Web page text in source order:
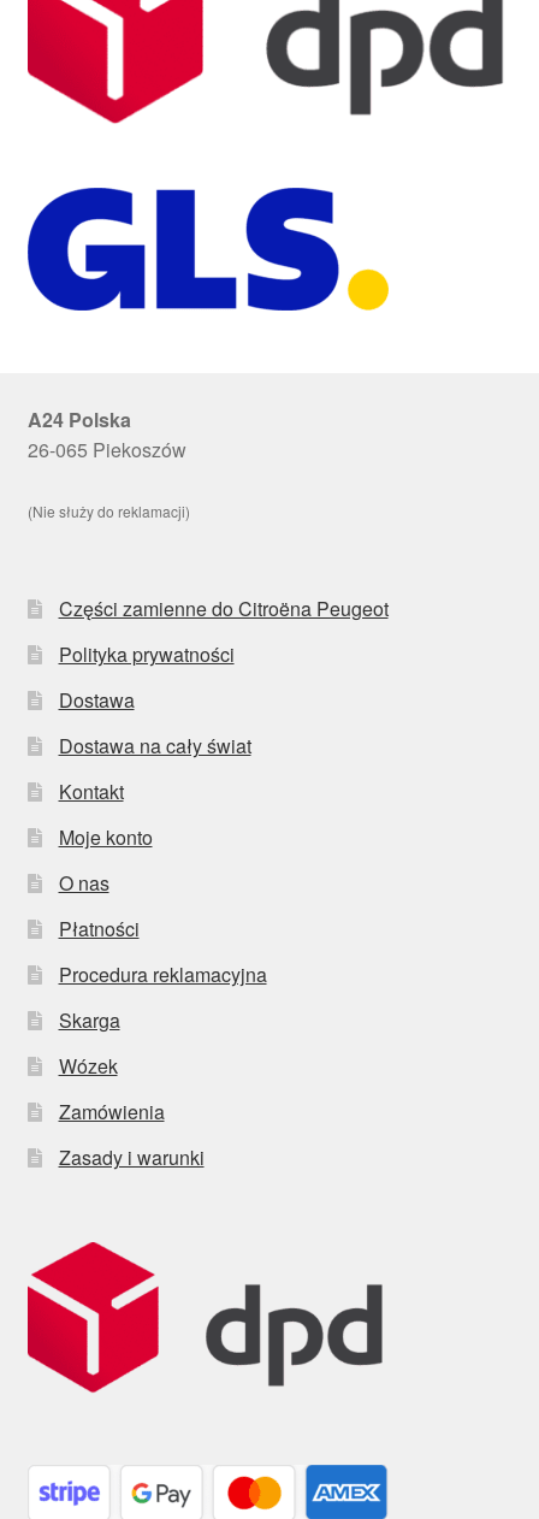
A24 Polska
26-065 Piekoszów
(Nie służy do reklamacji)
Części zamienne do Citroëna Peugeot
Polityka prywatności
Dostawa
Dostawa na cały świat
Kontakt
Moje konto
O nas
Płatności
Procedura reklamacyjna
Skarga
Wózek
Zamówienia
Zasady i warunki